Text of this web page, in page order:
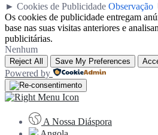
► Cookies de Publicidade Observação
Os cookies de publicidade entregam
base nas suas visitas anteriores e
publicitárias.
Nenhum
Reject All Save My Preferences
Powered by
A Nossa Diáspora